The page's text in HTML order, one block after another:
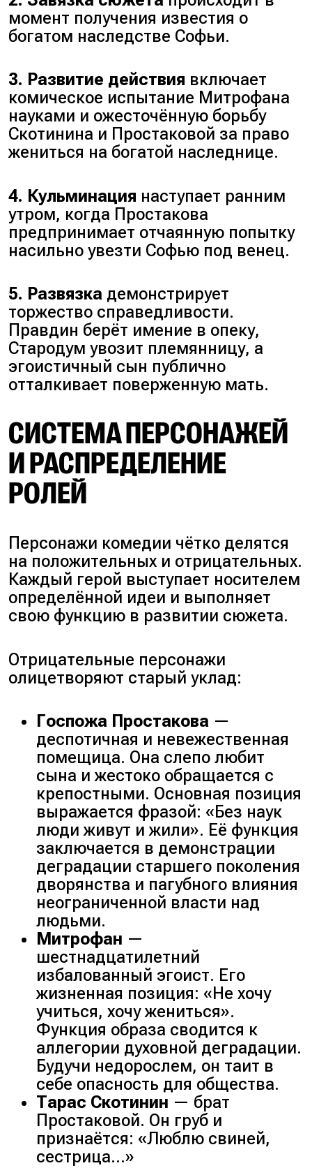
момент получения известия о
богатом наследстве Софьи.
3. Развитие действия включает
комическое испытание Митрофана
науками и ожесточённую борьбу
Скотинина и Простаковой за право
жениться на богатой наследнице.
4. Кульминация наступает ранним
утром, когда Простакова
предпринимает отчаянную попытку
насильно увезти Софью под венец.
5. Развязка демонстрирует
торжество справедливости.
Правдин берёт имение в опеку,
Стародум увозит племянницу, а
эгоистичный сын публично
отталкивает поверженную мать.
СИСТЕМА ПЕРСОНАЖЕЙ
И РАСПРЕДЕЛЕНИЕ
РОЛЕЙ
Персонажи комедии чётко делятся
на положительных и отрицательных.
Каждый герой выступает носителем
определённой идеи и выполняет
свою функцию в развитии сюжета.
Отрицательные персонажи
олицетворяют старый уклад:
Госпожа Простакова —
деспотичная и невежественная
помещица. Она слепо любит
сына и жестоко обращается с
крепостными. Основная позиция
выражается фразой: «Без наук
люди живут и жили». Её функция
заключается в демонстрации
деградации старшего поколения
дворянства и пагубного влияния
неограниченной власти над
людьми.
Митрофан —
шестнадцатилетний
избалованный эгоист. Его
жизненная позиция: «Не хочу
учиться, хочу жениться».
Функция образа сводится к
аллегории духовной деградации.
Будучи недорослем, он таит в
себе опасность для общества.
Тарас Скотинин — брат
Простаковой. Он груб и
признаётся: «Люблю свиней,
сестрица…»